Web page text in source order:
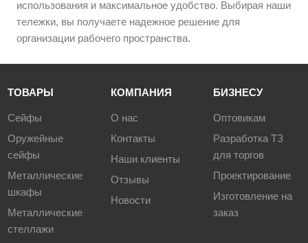
использования и максимальное удобство. Выбирая наши
тележки, вы получаете надежное решение для
организации рабочего пространства.
ТОВАРЫ
Сейфы
Оружейные
сейфы
Металлические
шкафы
Металлические
стеллажи
КОМПАНИЯ
О нас
Контакты
Наши клиенты
Отзывы
Новости
БИЗНЕСУ
Оптовикам
Разработка ТЗ
для торгов
Проектирование
Изготовление на
заказ